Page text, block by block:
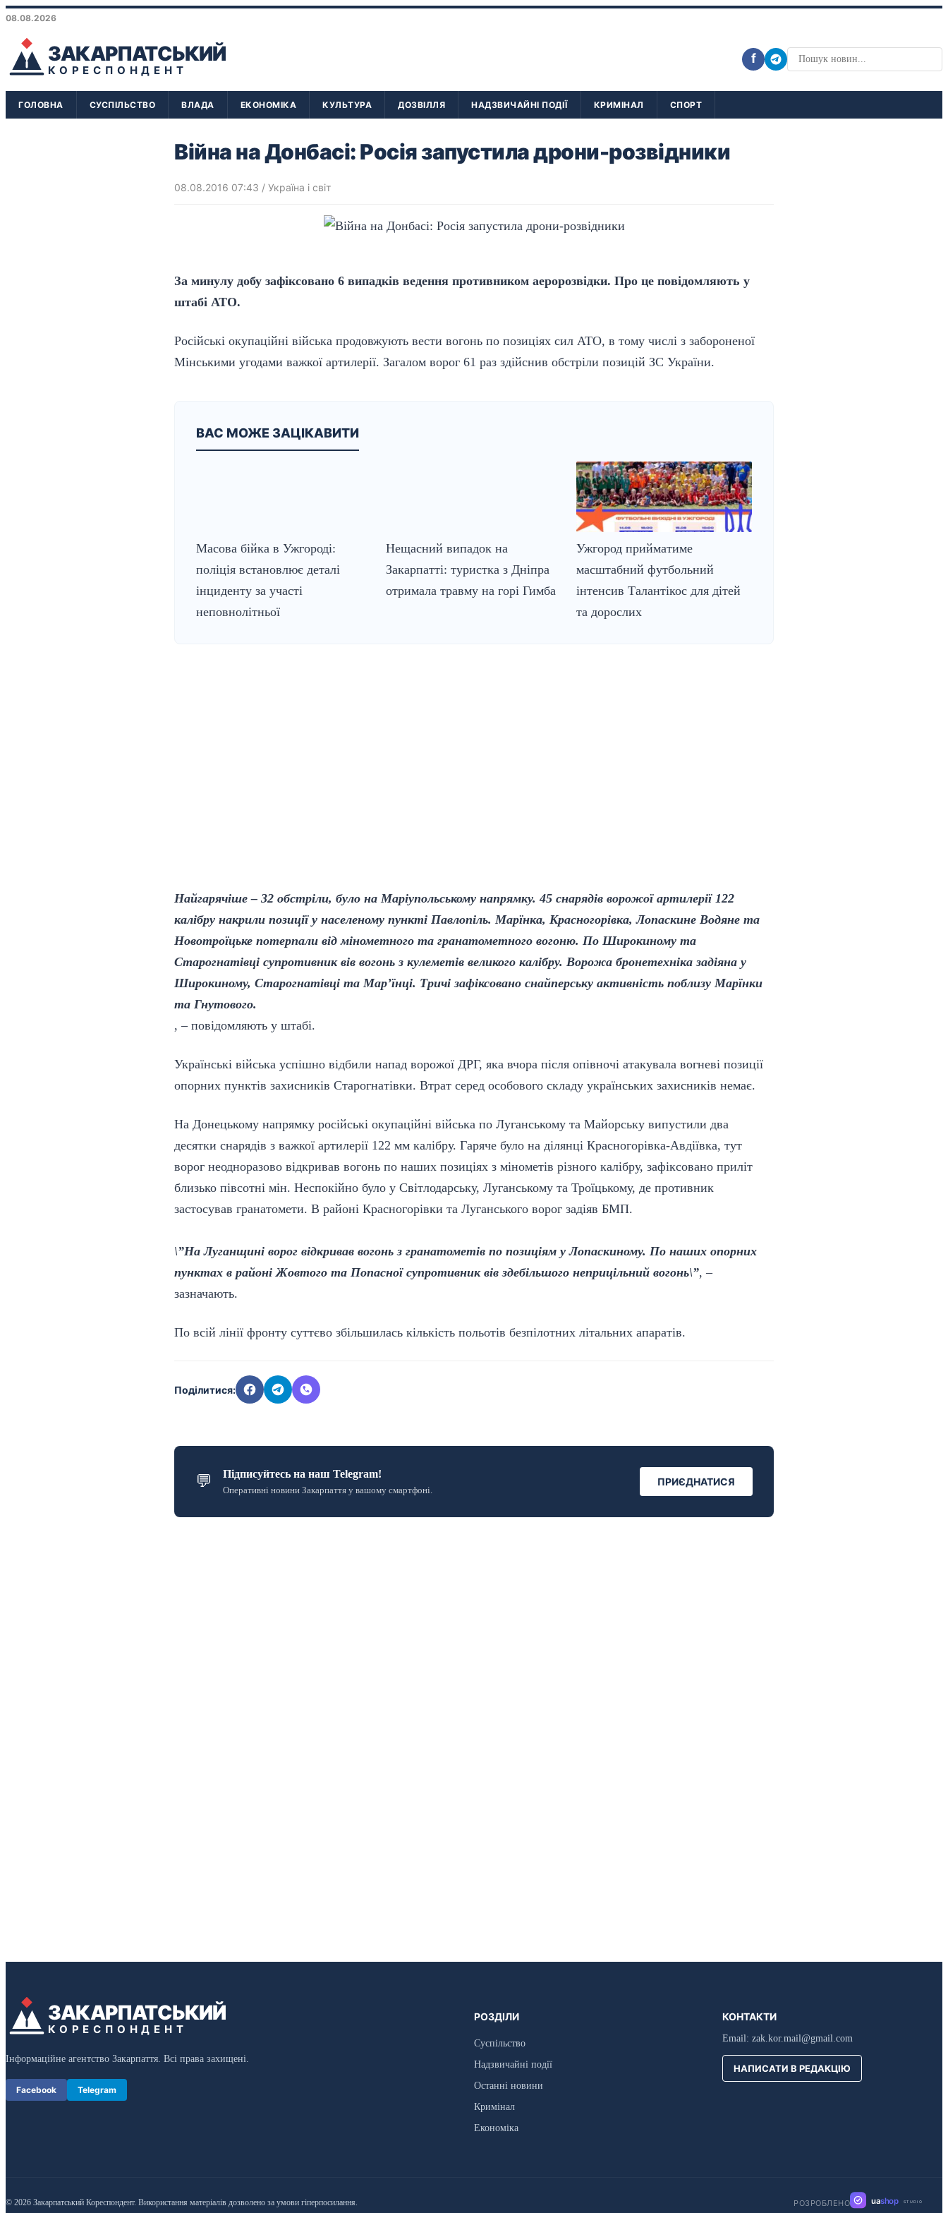
08.08.2026
ЗАКАРПАТСЬКИЙ
КОРЕСПОНДЕНТ
f
ГОЛОВНА СУСПІЛЬСТВО ВЛАДА ЕКОНОМІКА КУЛЬТУРА ДОЗВІЛЛЯ НАДЗВИЧАЙНІ ПОДІЇ КРИМІНАЛ СПОРТ
Війна на Донбасі: Росія запустила дрони-розвідники
08.08.2016 07:43 / Україна і світ
За минулу добу зафіксовано 6 випадків ведення противником аеророзвідки. Про це повідомляють у
штабі АТО.
Російські окупаційні війська продовжують вести вогонь по позиціях сил АТО, в тому числі з забороненої
Мінськими угодами важкої артилерії. Загалом ворог 61 раз здійснив обстріли позицій ЗС України.
ВАС МОЖЕ ЗАЦІКАВИТИ
Масова бійка в Ужгороді:
поліція встановлює деталі
інциденту за участі
неповнолітньої
Нещасний випадок на
Закарпатті: туристка з Дніпра
отримала травму на горі Гимба
Ужгород прийматиме
масштабний футбольний
інтенсив Талантікос для дітей
та дорослих
Найгарячіше – 32 обстріли, було на Маріупольському напрямку. 45 снарядів ворожої артилерії 122
калібру накрили позиції у населеному пункті Павлопіль. Марїнка, Красногорівка, Лопаскине Водяне та
Новотроїцьке потерпали від мінометного та гранатометного вогоню. По Широкиному та
Старогнатівці супротивник вів вогонь з кулеметів великого калібру. Ворожа бронетехніка задіяна у
Широкиному, Старогнатівці та Мар’їнці. Тричі зафіксовано снайперську активність поблизу Марїнки
та Гнутового.
, – повідомляють у штабі.
Українські війська успішно відбили напад ворожої ДРГ, яка вчора після опівночі атакувала вогневі позиції
опорних пунктів захисників Старогнатівки. Втрат серед особового складу українських захисників немає.
На Донецькому напрямку російські окупаційні війська по Луганському та Майорську випустили два
десятки снарядів з важкої артилерії 122 мм калібру. Гаряче було на ділянці Красногорівка-Авдіївка, тут
ворог неодноразово відкривав вогонь по наших позиціях з мінометів різного калібру, зафіксовано приліт
близько півсотні мін. Неспокійно було у Світлодарську, Луганському та Троїцькому, де противник
застосував гранатомети. В районі Красногорівки та Луганського ворог задіяв БМП.
\”На Луганщині ворог відкривав вогонь з гранатометів по позиціям у Лопаскиному. По наших опорних
пунктах в районі Жовтого та Попасної супротивник вів здебільшого неприцільний вогонь\”, –
зазначають.
По всій лінії фронту суттєво збільшилась кількість польотів безпілотних літальних апаратів.
Поділитися:
💬 Підписуйтесь на наш Telegram!
Оперативні новини Закарпаття у вашому смартфоні.
ПРИЄДНАТИСЯ
ЗАКАРПАТСЬКИЙ
КОРЕСПОНДЕНТ
Інформаційне агентство Закарпаття. Всі права захищені.
Facebook Telegram
РОЗДІЛИ
Суспільство
Надзвичайні події
Останні новини
Кримінал
Економіка
КОНТАКТИ
Email: zak.kor.mail@gmail.com
НАПИСАТИ В РЕДАКЦІЮ
© 2026 Закарпатський Кореспондент. Використання матеріалів дозволено за умови гіперпосилання. РОЗРОБЛЕНО uashop STUDIO